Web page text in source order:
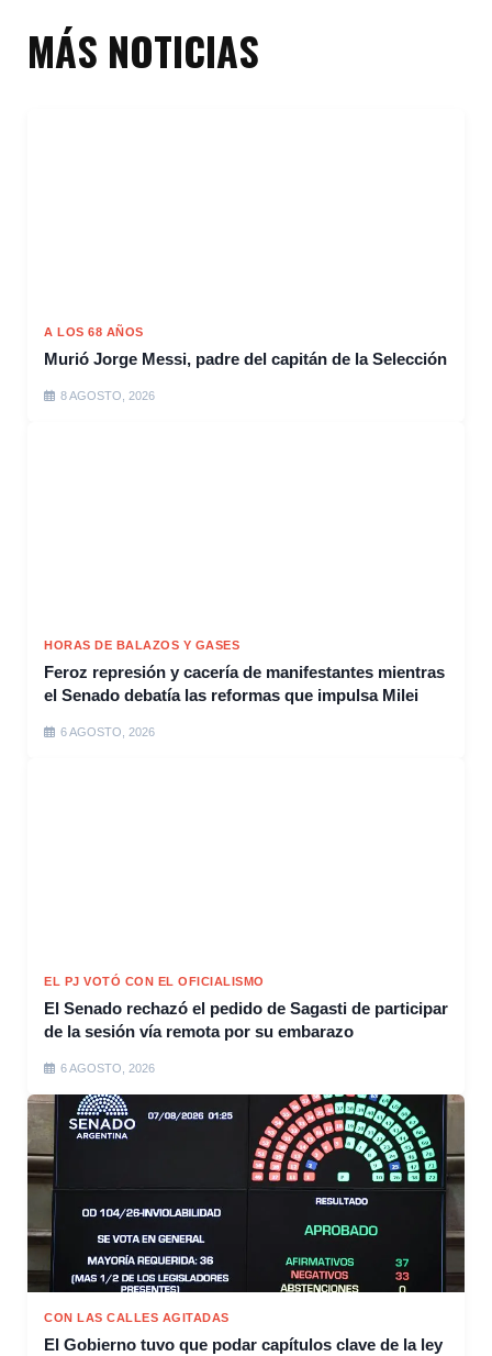
MÁS NOTICIAS
A LOS 68 AÑOS
Murió Jorge Messi, padre del capitán de la Selección
8 AGOSTO, 2026
HORAS DE BALAZOS Y GASES
Feroz represión y cacería de manifestantes mientras
el Senado debatía las reformas que impulsa Milei
6 AGOSTO, 2026
EL PJ VOTÓ CON EL OFICIALISMO
El Senado rechazó el pedido de Sagasti de participar
de la sesión vía remota por su embarazo
6 AGOSTO, 2026
CON LAS CALLES AGITADAS
El Gobierno tuvo que podar capítulos clave de la ley